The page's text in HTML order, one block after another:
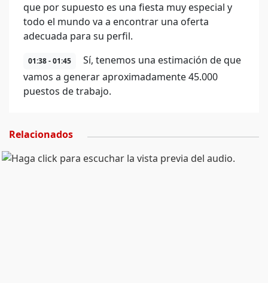
que por supuesto es una fiesta muy especial y
todo el mundo va a encontrar una oferta
adecuada para su perfil.
01:38 - 01:45
Sí, tenemos una estimación de que
vamos a generar aproximadamente 45.000
puestos de trabajo.
Relacionados